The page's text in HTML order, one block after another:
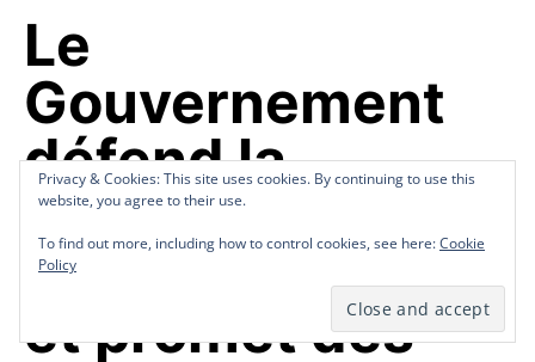
Privacy & Cookies: This site uses cookies. By continuing to use this
website, you agree to their use.
To find out more, including how to control cookies, see here:Cookie
Policy
Le
Gouvernement
défend la
nouvelle grille de
salaire minimum
et promet des
Privacy & Cookies: This site uses cookies. By continuing to use this
website, you agree to their use.
To find out more, including how to control cookies, see here:Cookie
Policy
Privacy & Cookies: This site uses cookies. By continuing to use this
website, you agree to their use.
To find out more, including how to control cookies, see here:Cookie
Policy